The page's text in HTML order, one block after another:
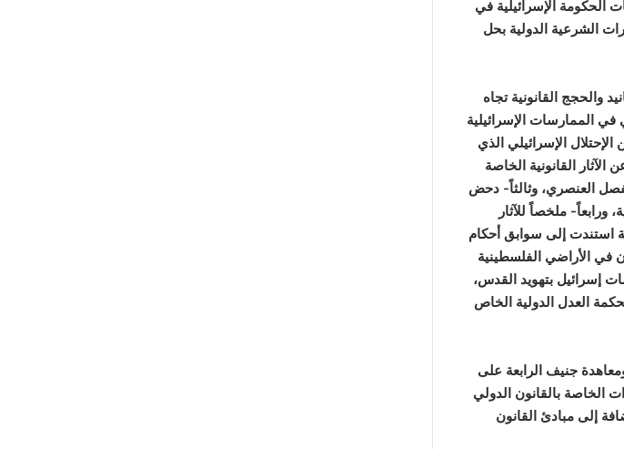
الحكومة الإسرائيلية في
الشرعية الدولية بحل
والحجج القانونية تجاه
الممارسات الإسرائيلية
المترتبة عن الإحتلال الإسرائيلي الذي
القانونية الخاصة
العنصري، وثالثاً- دحض
ورابعاً- ملخصاً للآثار
استندت إلى سوابق أحكام
في الأراضي الفلسطينية
إسرائيل بتهويد القدس،
العدل الدولية الخاص
جنيف الرابعة على
الخاصة بالقانون الدولي
إلى مبادئ القانون